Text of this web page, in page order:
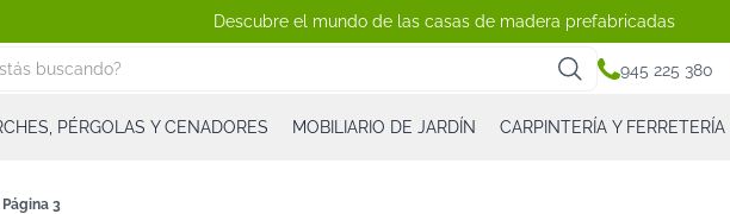
Descubre el mundo de las casas de madera prefabricadas
945 225 380
PÉRGOLAS Y CENADORES MOBILIARIO DE JARDÍN CARPINTERÍA Y FERRETERÍA
Página 3